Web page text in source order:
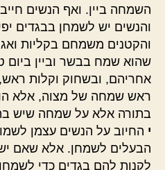
השמחה ביין. ואף הנשים
והנשים יש לשמחן בבגדים
והקטנים משמחם בקליות
שהוא שמח בבשר וביין ביום
אחריהם, ובשחוק וקלות
ראש שמחה של מצוה, אלא
בתורה אלא על שמחה שיש
י החיוב על הנשים עצמן
הבעלים לשמחן. אלא שאם
לקנות להם בגדים כדי